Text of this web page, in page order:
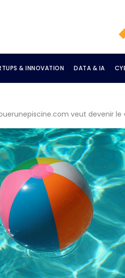
& INNOVATION DATA & IA
veut devenir le